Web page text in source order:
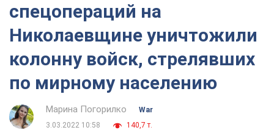
спецопераций на
Николаевщине уничтожили
колонну войск, стрелявших
по мирному населению
Марина Погорилко
War
3.03.2022 10:58
140,7 т.